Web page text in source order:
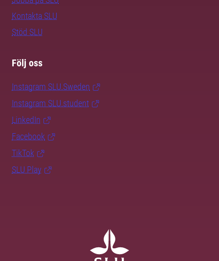
Kontakta SLU
Stöd SLU
Följ oss
Instagram SLU.Sweden
Instagram SLU.student
LinkedIn
Facebook
TikTok
SLU Play